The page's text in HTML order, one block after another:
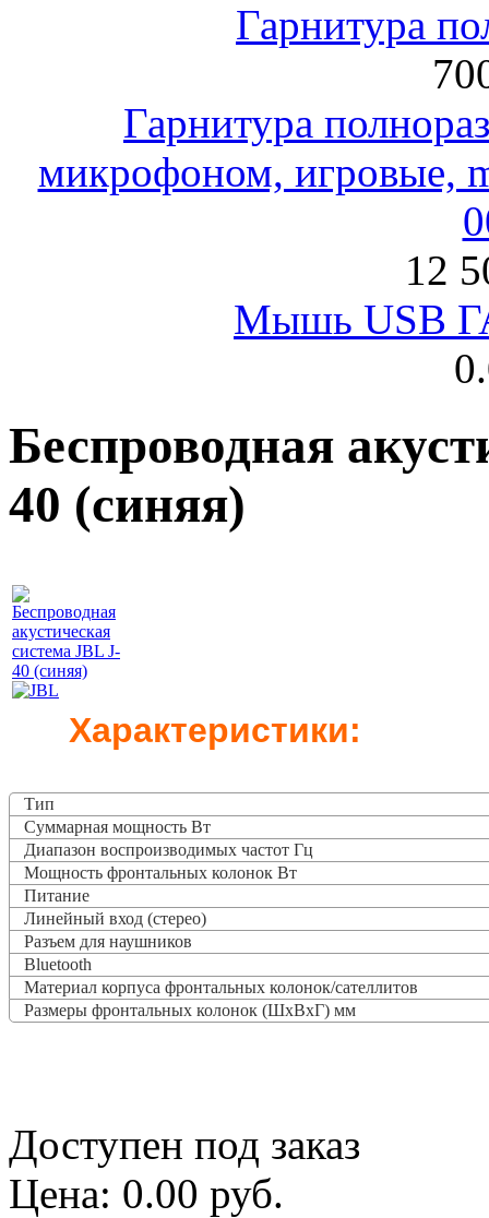
Гарнитура
Гарнитура
микрофоном, игровые,
12
Мышь USB
Беспроводная
40 (синяя)
Характеристики:
Тип
Суммарная мощность Вт
Диапазон воспроизводимых частот Гц
Мощность фронтальных колонок Вт
Питание
Линейный вход (стерео)
Разъем для наушников
Bluetooth
Материал корпуса фронтальных колонок/сателлитов
Размеры фронтальных колонок (ШxВxГ) мм
Доступен под заказ
Цена: 0.00 руб.